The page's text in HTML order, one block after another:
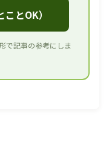
とOK）
で記事の参考にしま